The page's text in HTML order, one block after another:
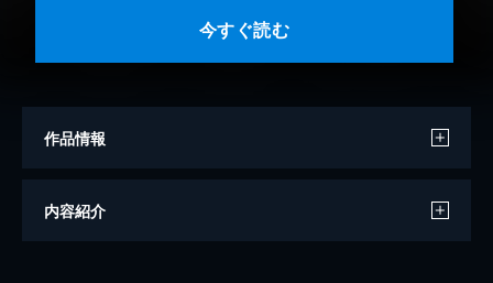
今すぐ読む
作品情報
著者
内容紹介